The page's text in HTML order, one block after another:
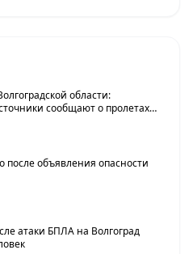
области:
сообщают о пролетах
после объявления опасности
атаки БПЛА на Волгоград